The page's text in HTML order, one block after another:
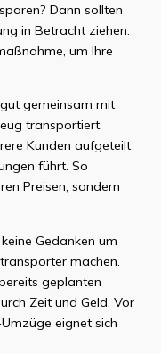
Dann sollten
in Betracht ziehen.
um Ihre
gemeinsam mit
transportiert.
Kunden aufgeteilt
führt. So
Preisen, sondern
Gedanken um
machen.
geplanten
Zeit und Geld. Vor
eignet sich